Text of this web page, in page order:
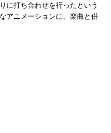
に打ち合わせを行ったという
アニメーションに、楽曲と併